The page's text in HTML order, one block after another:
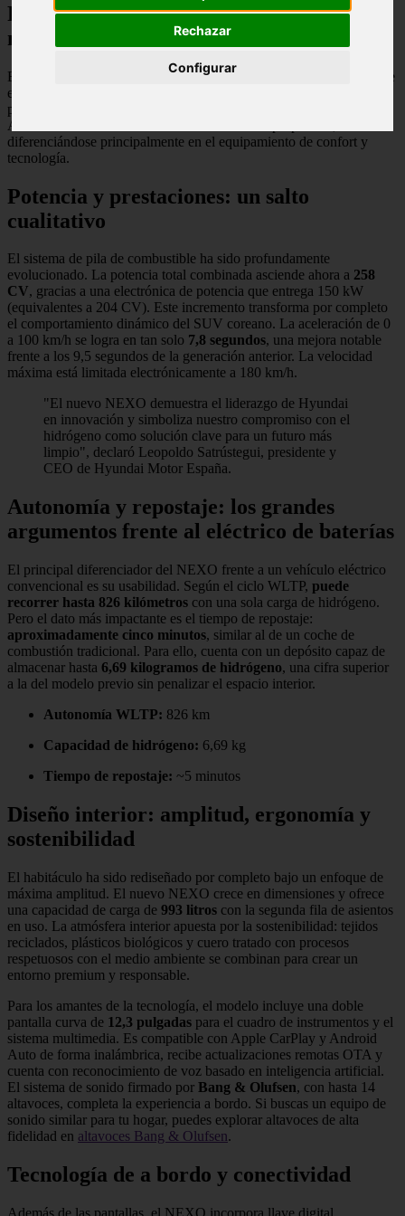
Rechazar
Configurar
Precios y versiones disponibles en el
mercado español
El nuevo NEXO ya puede adquirirse en nuestro país. El acabado de
entrada, denominado ''Tecno'', arranca en
parte, la variante tope de gama ''Style'' se sitúa en
Ambas versiones ofrecen el mismo sistema de propulsión,
diferenciándose principalmente en el equipamiento de confort y
tecnología.
Potencia y prestaciones: un salto
cualitativo
El sistema de pila de combustible ha sido profundamente
evolucionado. La potencia total combinada asciende ahora a 258
CV, gracias a una electrónica de potencia que entrega 150 kW
(equivalentes a 204 CV). Este incremento transforma por completo
el comportamiento dinámico del SUV coreano. La aceleración de 0
a 100 km/h se logra en tan solo 7,8 segundos, una mejora notable
frente a los 9,5 segundos de la generación anterior. La velocidad
máxima está limitada electrónicamente a 180 km/h.
"El nuevo NEXO demuestra el liderazgo de Hyundai
en innovación y simboliza nuestro compromiso con el
hidrógeno como solución clave para un futuro más
limpio", declaró Leopoldo Satrústegui, presidente y
CEO de Hyundai Motor España.
Autonomía y repostaje: los grandes
argumentos frente al eléctrico de baterías
El principal diferenciador del NEXO frente a un vehículo eléctrico
convencional es su usabilidad. Según el ciclo WLTP, puede
recorrer hasta 826 kilómetros con una sola carga de hidrógeno.
Pero el dato más impactante es el tiempo de repostaje:
aproximadamente cinco minutos, similar al de un coche de
combustión tradicional. Para ello, cuenta con un depósito capaz de
almacenar hasta 6,69 kilogramos de hidrógeno, una cifra superior
a la del modelo previo sin penalizar el espacio interior.
Autonomía WLTP: 826 km
Capacidad de hidrógeno: 6,69 kg
Tiempo de repostaje: ~5 minutos
Diseño interior: amplitud, ergonomía y
sostenibilidad
El habitáculo ha sido rediseñado por completo bajo un enfoque de
máxima amplitud. El nuevo NEXO crece en dimensiones y ofrece
una capacidad de carga de 993 litros con la segunda fila de asientos
en uso. La atmósfera interior apuesta por la sostenibilidad: tejidos
reciclados, plásticos biológicos y cuero tratado con procesos
respetuosos con el medio ambiente se combinan para crear un
entorno premium y responsable.
Para los amantes de la tecnología, el modelo incluye una doble
pantalla curva de 12,3 pulgadas para el cuadro de instrumentos y el
sistema multimedia. Es compatible con Apple CarPlay y Android
Auto de forma inalámbrica, recibe actualizaciones remotas OTA y
cuenta con reconocimiento de voz basado en inteligencia artificial.
El sistema de sonido firmado por Bang & Olufsen, con hasta 14
altavoces, completa la experiencia a bordo. Si buscas un equipo de
sonido similar para tu hogar, puedes explorar altavoces de alta
fidelidad en altavoces Bang & Olufsen.
Tecnología de a bordo y conectividad
Además de las pantallas, el NEXO incorpora llave digital